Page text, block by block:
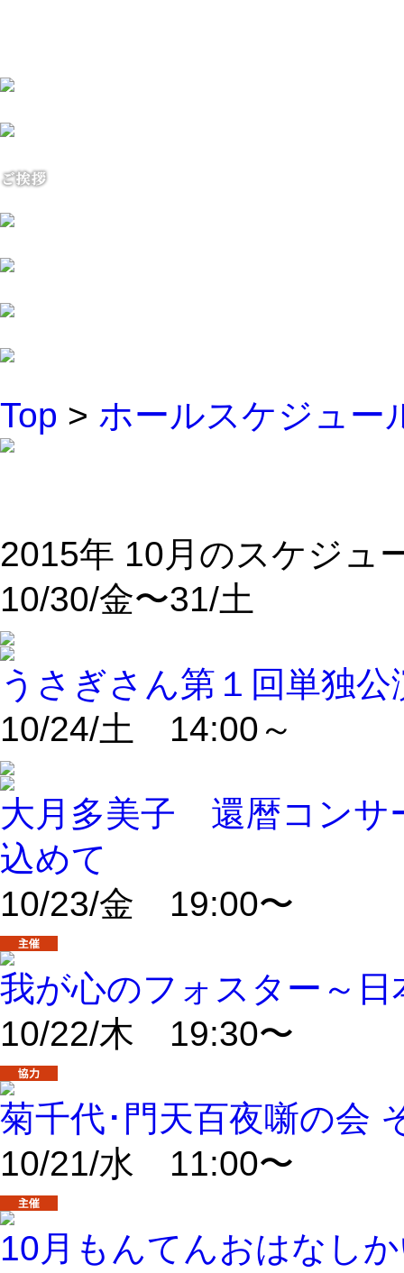
Top > ホールスケジュー
2015年 10月のスケジュ
10/30/金〜31/土
うさぎさん第１回単独
10/24/土 14:00～
大月多美子 還暦コンサ
込めて
10/23/金 19:00〜
我が心のフォスター～日
10/22/木 19:30〜
菊千代･門天百夜噺の会
10/21/水 11:00〜
10月もんてんおはなし